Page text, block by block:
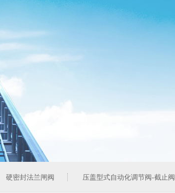
硬密封法兰闸阀 压盖型式自动化调节阀-截止阀